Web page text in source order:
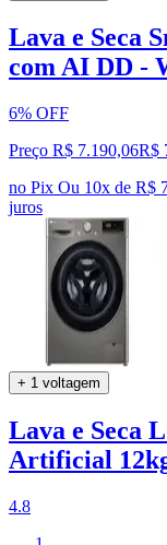
Lava e Seca
com AI DD -
6% OFF
Preço R$ 7.190,06R$
no Pix Ou 10x de R$
juros
+ 1 voltagem
Lava e Seca
Artificial
4.8